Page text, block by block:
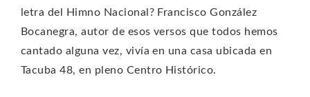
letra del Himno Nacional? Francisco González
Bocanegra, autor de esos versos que todos hemos
cantado alguna vez, vivía en una casa ubicada en
Tacuba 48, en pleno Centro Histórico.